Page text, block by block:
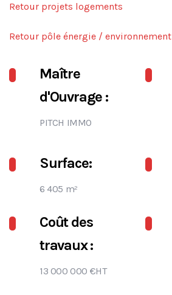
Retour projets logements
Retour pôle énergie / environnement
Maître
d'Ouvrage :
PITCH IMMO
Surface:
6 405 m²
Coût des
travaux :
13 000 000 €HT